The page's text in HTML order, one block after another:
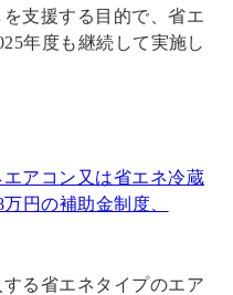
支援する目的で、省エ
年度も継続して実施し
エアコン又は省エネ冷蔵
円の補助金制度、
る省エネタイプのエア